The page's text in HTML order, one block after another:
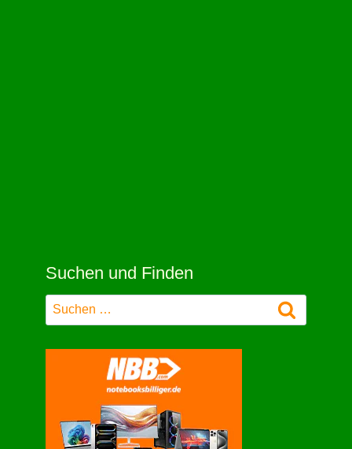
Suchen und Finden
Suchen
nach: